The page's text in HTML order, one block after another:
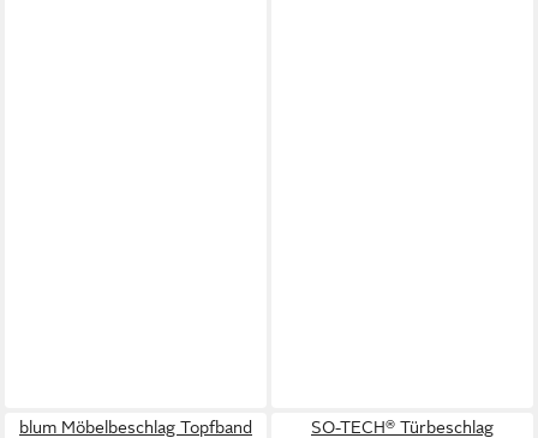
blum Möbelbeschlag Topfband
SO-TECH® Türbeschlag